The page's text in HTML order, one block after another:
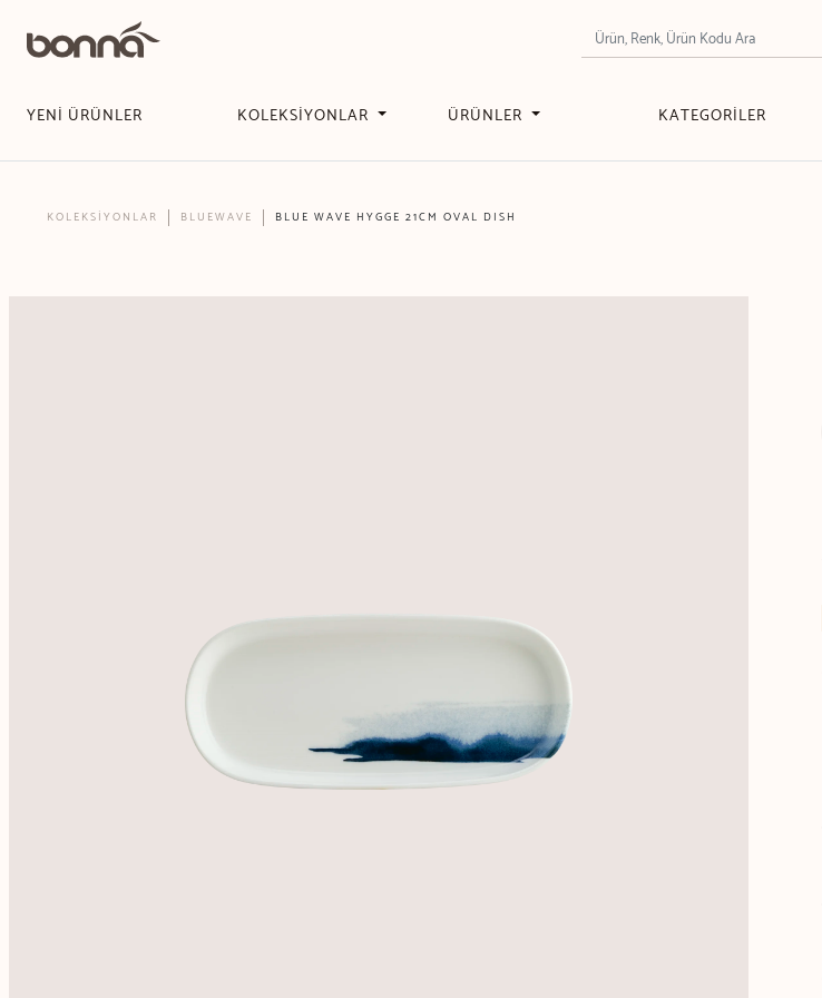
YENİ ÜRÜNLER KOLEKSİYONLAR ÜRÜNLER KATEGORİLER
KOLEKSİYONLAR BLUEWAVE BLUE WAVE HYGGE 21CM OVAL DISH